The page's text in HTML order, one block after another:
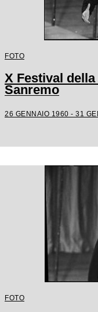
FOTO
X Festival
Sanremo
26 GENNAIO 1960 - 31
FOTO